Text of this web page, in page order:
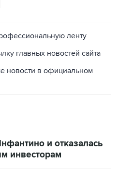
ленту
главных новостей сайта
новости в официальном
и отказалась
инвесторам